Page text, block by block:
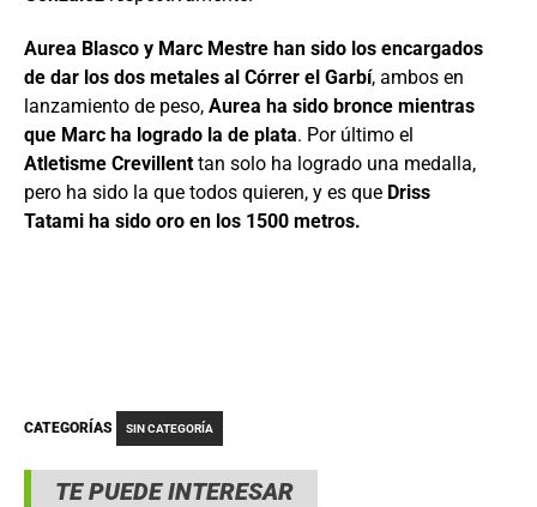
TE PUEDE INTERESAR
Aurea Blasco y Marc Mestre han sido los encargados
de dar los dos metales al Córrer el Garbí, ambos en
lanzamiento de peso, Aurea ha sido bronce mientras
que Marc ha logrado la de plata. Por último el
Atletisme Crevillent tan solo ha logrado una medalla,
pero ha sido la que todos quieren, y es que Driss
Tatami ha sido oro en los 1500 metros.
CATEGORÍAS SIN CATEGORÍA